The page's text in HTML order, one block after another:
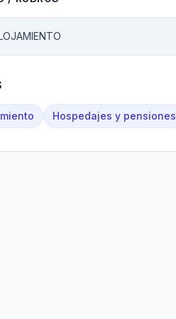
Hospedajes y pensiones